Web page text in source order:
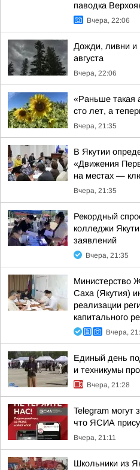
паводка
Вчера, 22:06
Дожди, ливни и
августа
Вчера, 22:06
«Раньше такая
сто лет, а
Вчера, 21:35
В Якутии
«Движения
на местах —
Вчера, 21:35
Рекордный
колледжи
заявлений
Вчера, 21:35
Министерство
Саха (Якутия)
реализации
капитального
Вчера,
Единый день
и техникумы
Вчера, 21:28
Telegram могут
что ЯСИА
Вчера, 21:11
Школьники из